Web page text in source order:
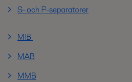
S- och P-separatorer
MIB
MAB
MMB